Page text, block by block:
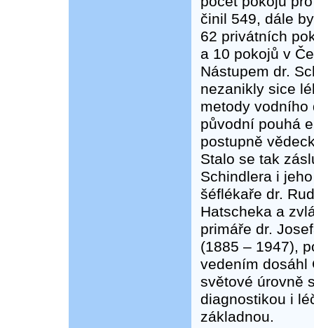
činil 549, dále
62 privátních
a 10 pokojů v
Nástupem dr.
nezanikly sice
metody vodního
původní pouhá
postupně
Stalo se tak
Schindlera i
šéflékaře dr.
Hatscheka a
primáře dr.
(1885 – 1947),
vedením dosáhl
světové úrovně
diagnostikou i
základnou.